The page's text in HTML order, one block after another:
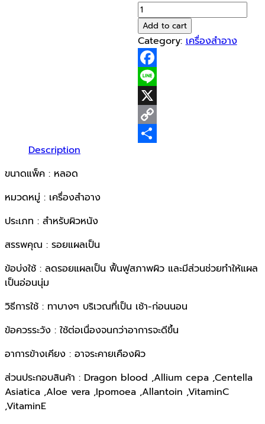
Puricas
Plus
Advanced
Dragon
Blood
C&E
9g
quantity
Add to cart
Category:เครื่องสำอาง
Facebook
Line
X
Copy
Description
ขนาดแพ็ค : หลอด
หมวดหมู่ : เครื่องสำอาง
ประเภท : สำหรับผิวหนัง
สรรพคุณ : รอยแผลเป็น
ข้อบ่งใช้ : ลดรอยแผลเป็น ฟื้นฟูสภาพผิว และมีส่วนช่วยทำให้แผล
เป็นอ่อนนุ่ม
วิธีการใช้ : ทาบางๆ บริเวณที่เป็น เช้า-ก่อนนอน
ข้อควรระวัง : ใช้ต่อเนื่องจนกว่าอาการจะดีขึ้น
อาการข้างเคียง : อาจระคายเคืองผิว
ส่วนประกอบสินค้า : Dragon blood ,Allium cepa ,Centella
Asiatica ,Aloe vera ,Ipomoea ,Allantoin ,VitaminC
,VitaminE